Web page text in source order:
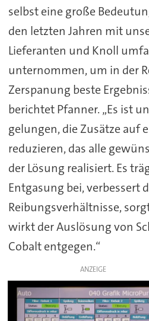
selbst eine große
den letzten Jahren mit
Lieferanten und Knoll
unternommen, um in der
Zerspanung beste
berichtet Pfanner. „Es ist
gelungen, die Zusätze auf
reduzieren, das alle
der Lösung realisiert. Es
Entgasung bei, verbessert
Reibungsverhältnisse,
wirkt der Auslösung von
Cobalt entgegen.“
ANZEIGE